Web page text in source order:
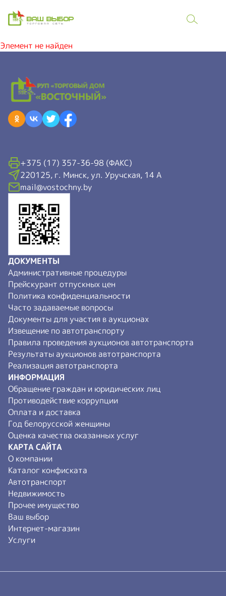
Элемент не найден
+375 (17) 357-36-98 (ФАКС)
220125, г. Минск, ул. Уручская, 14 А
mail@vostochny.by
ДОКУМЕНТЫ
Административные процедуры
Прейскурант отпускных цен
Политика конфиденциальности
Часто задаваемые вопросы
Документы для участия в аукционах
Извещение по автотранспорту
Правила проведения аукционов автотранспорта
Результаты аукционов автотранспорта
Реализация автотранспорта
ИНФОРМАЦИЯ
Обращение граждан и юридических лиц
Противодействие коррупции
Оплата и доставка
Год белорусской женщины
Оценка качества оказанных услуг
КАРТА САЙТА
О компании
Каталог конфиската
Автотранспорт
Недвижимость
Прочее имущество
Ваш выбор
Интернет-магазин
Услуги